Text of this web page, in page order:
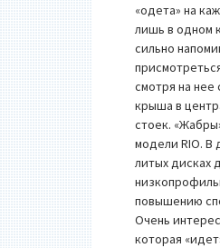
«одета» на
лишь в одном
сильно
смотря на нее
крыша в
стоек.
модели RIO. В
литых дисках
повышению
Очень
которая